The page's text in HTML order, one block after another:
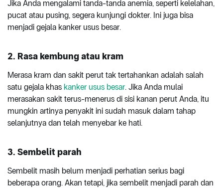
Jika Anda mengalami tanda-tanda anemia, seperti kelelahan,
pucat atau pusing, segera kunjungi dokter. Ini juga bisa
menjadi gejala kanker usus besar.
2. Rasa kembung atau kram
Merasa kram dan sakit perut tak tertahankan adalah salah
satu gejala khas kanker usus besar. Jika Anda mulai
merasakan sakit terus-menerus di sisi kanan perut Anda, itu
mungkin artinya penyakit ini sudah masuk dalam tahap
selanjutnya dan telah menyebar ke hati.
3. Sembelit parah
Sembelit masih belum menjadi perhatian serius bagi
beberapa orang. Akan tetapi, jika sembelit menjadi parah dan